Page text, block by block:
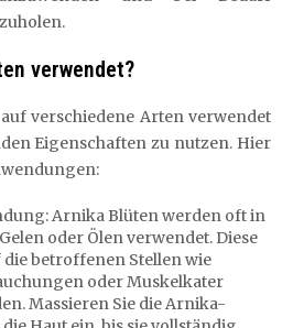
verwendet?
verschiedene Arten verwendet
Eigenschaften zu nutzen. Hier
Arnika Blüten werden oft in
oder Ölen verwendet. Diese
betroffenen Stellen wie
oder Muskelkater
Massieren Sie die Arnika-